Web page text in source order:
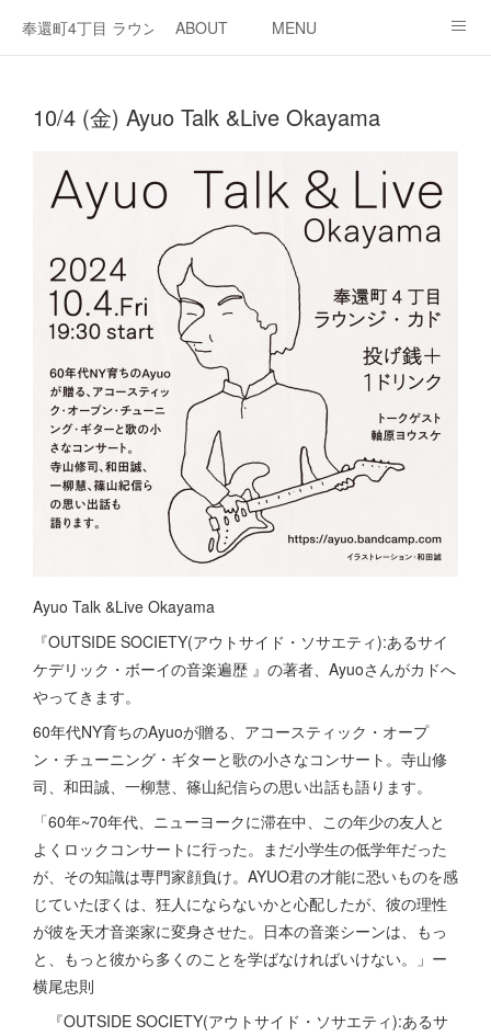
奉還町4丁目 ラウンジ・カド
ABOUT MENU
10/4 (金) Ayuo Talk &Live Okayama
Ayuo Talk &Live Okayama
『OUTSIDE SOCIETY(アウトサイド・ソサエティ):あるサイ
ケデリック・ボーイの音楽遍歴 』の著者、Ayuoさんがカドへ
やってきます。
60年代NY育ちのAyuoが贈る、アコースティック・オープ
ン・チューニング・ギターと歌の小さなコンサート。寺山修
司、和田誠、一柳慧、篠山紀信らの思い出話も語ります。
「60年~70年代、ニューヨークに滞在中、この年少の友人と
よくロックコンサートに行った。まだ小学生の低学年だった
が、その知識は専門家顔負け。AYUO君の才能に恐いものを感
じていたぼくは、狂人にならないかと心配したが、彼の理性
が彼を天才音楽家に変身させた。日本の音楽シーンは、もっ
と、もっと彼から多くのことを学ばなければいけない。」ー
横尾忠則
『OUTSIDE SOCIETY(アウトサイド・ソサエティ):あるサ